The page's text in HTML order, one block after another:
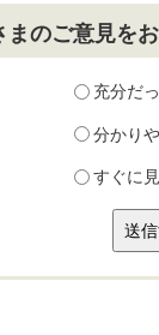
のご意見を
充分だ
分かり
すぐに